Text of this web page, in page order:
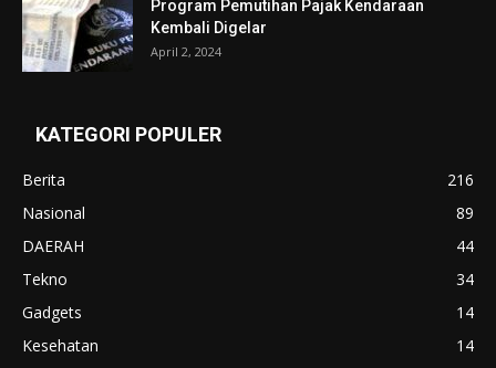
Program Pemutihan Pajak Kendaraan
Kembali Digelar
April 2, 2024
KATEGORI POPULER
Berita
216
Nasional
89
DAERAH
44
Tekno
34
Gadgets
14
Kesehatan
14